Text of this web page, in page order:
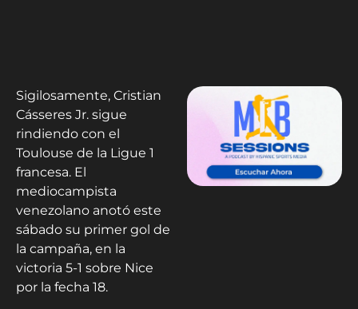
Sigilosamente, Cristian
Cásseres Jr. sigue
rindiendo con el
Toulouse de la Ligue 1
francesa. El
mediocampista
venezolano anotó este
sábado su primer gol de
la campaña, en la
victoria 5-1 sobre Nice
por la fecha 18.